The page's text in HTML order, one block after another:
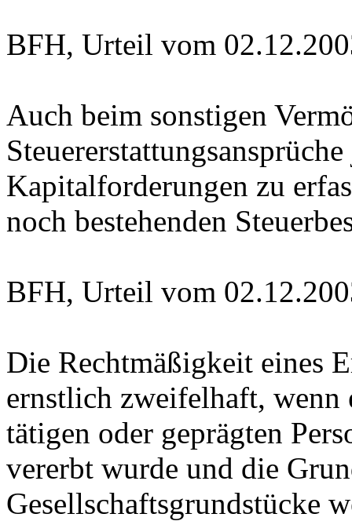
BFH, Urteil vom
Auch beim sonstigen
Kapitalforderungen zu
noch bestehenden
BFH, Urteil vom
Die Rechtmäßigkeit eines
ernstlich zweifelhaft,
tätigen oder geprägten
vererbt wurde und die
Gesellschaftsgrundstücke